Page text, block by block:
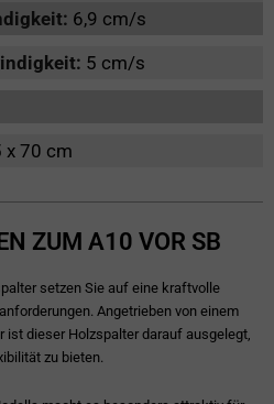
6,9 cm/s
5 cm/s
x 70 cm
ZUM A10 VOR SB
setzen Sie auf eine kraftvolle
Angetrieben von einem
ist dieser Holzspalter darauf ausgelegt,
zu bieten.